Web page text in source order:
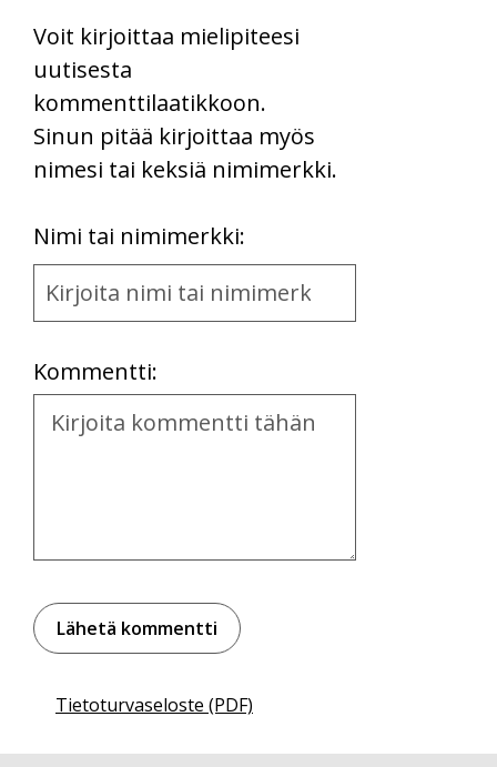
Voit kirjoittaa mielipiteesi
uutisesta
kommenttilaatikkoon.
Sinun pitää kirjoittaa myös
nimesi tai keksiä nimimerkki.
Nimi tai nimimerkki:
Name
and
Kommentti:
Kommentti
Tietoturvaseloste (PDF)